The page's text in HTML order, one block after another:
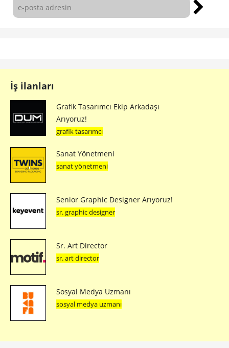
İş ilanları
Grafik Tasarımcı Ekip Arkadaşı
Arıyoruz!
grafik tasarımcı
Sanat Yönetmeni
sanat yönetmeni
Senior Graphic Designer Arıyoruz!
sr. graphic designer
Sr. Art Director
sr. art director
Sosyal Medya Uzmanı
sosyal medya uzmanı